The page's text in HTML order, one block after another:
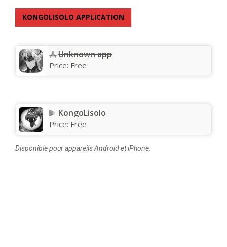
KONGOLISOLO APPLICATION
Unknown app
Price: Free
KongoLisolo
Price: Free
Disponible pour appareils Android et iPhone.